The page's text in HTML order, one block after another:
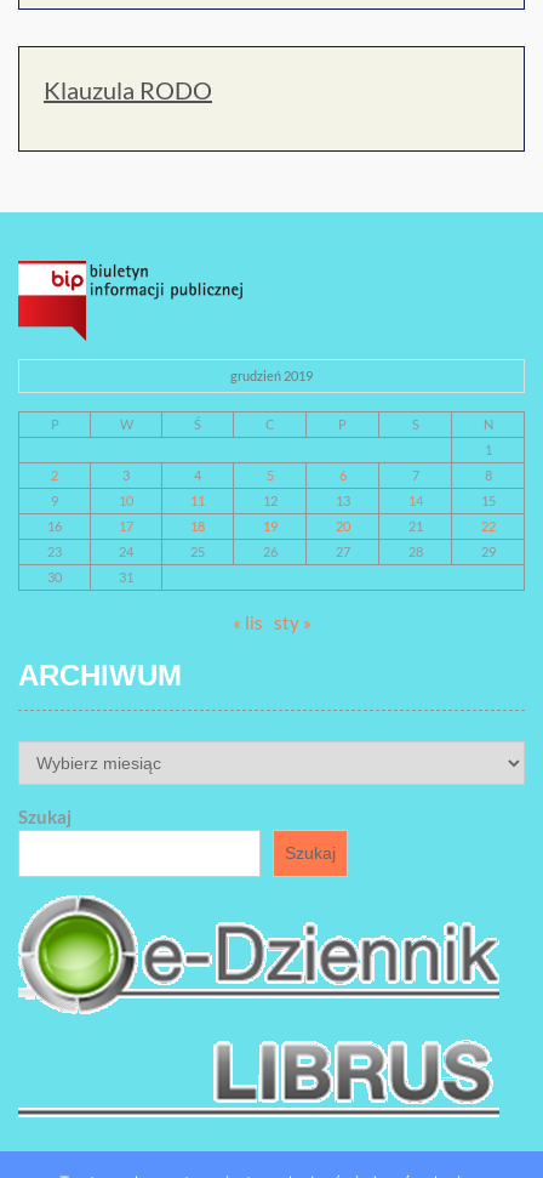
Klauzula RODO
grudzień 2019
P W Ś C P S
N
1
2
3 4 5 6 7
8
9
10 11 12 13 14
15
16
17 18 19 20 21
22
23
24 25 26 27 28
29
30
31
« lis sty »
ARCHIWUM
ARCHIWUM
Szukaj
Szukaj